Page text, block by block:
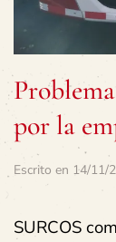
por la
Escrito en 14/11/
SURCOS